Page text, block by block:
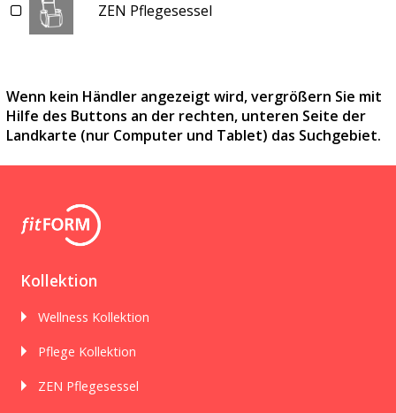
ZEN Pflegesessel
Wenn kein Händler angezeigt wird, vergrößern Sie mit
Hilfe des Buttons an der rechten, unteren Seite der
Landkarte (nur Computer und Tablet) das Suchgebiet.
Kollektion
Wellness Kollektion
Pflege Kollektion
ZEN Pflegesessel